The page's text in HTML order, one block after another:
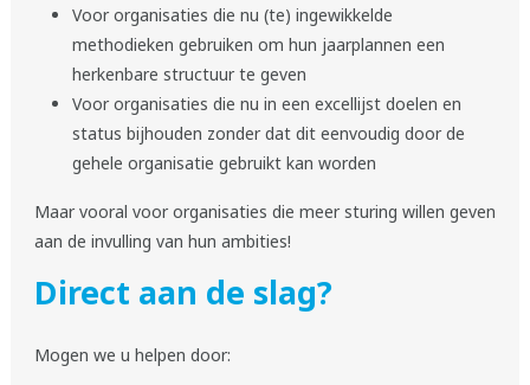
Voor organisaties die nu (te) ingewikkelde
methodieken gebruiken om hun jaarplannen een
herkenbare structuur te geven
Voor organisaties die nu in een excellijst doelen en
status bijhouden zonder dat dit eenvoudig door de
gehele organisatie gebruikt kan worden
Maar vooral voor organisaties die meer sturing willen geven
aan de invulling van hun ambities!
Direct aan de slag?
Mogen we u helpen door: